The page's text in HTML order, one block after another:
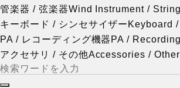
管楽器 / 弦楽器Wind Instrument /
キーボード / シンセサイザー Keyboard
PA / レコーディング機器 PA /
アクセサリ / その他Accessories / Other